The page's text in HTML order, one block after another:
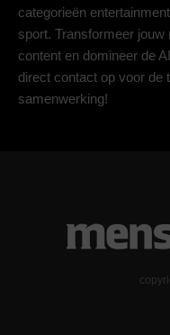
categorieën
sport. Transformeer jouw
content en domineer de
direct contact op voor de
samenwerking!